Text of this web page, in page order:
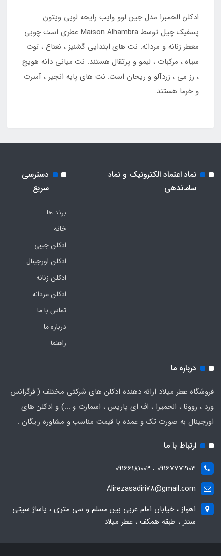
ادکلن الحمبرا مدل جین لوو وایب رایحه لویی ویتون
پسفیک چیل توسط Maison Alhambra عطری است چوبی
معطر زنانه و مردانه. نت های ابتدایی گشنیز ، نعناع ، توت
سیاه ، مرکبات ، لیمو و پرتقال هستند. نت میانی دانه هویج
، رز می ، زردآلو و ریحان است. نت های پایه انجیر ، آمبرت
و خرما هستند.
نماد اعتماد الکترونیک و نماد
ساماندهی
دسترسی
سریع
برند ها
خانه
ادکلن جیبی
ادکلن اورجینال
ادکلن زنانه
ادکلن مردانه
تماس با ما
درباره ما
راهنما
درباره ما
فروشگاه عطر میلاد ارائه دهنده ادکلن های شرکتی مختلف ( فرگرانس
ورد ، روونا ، الحمیرا ، اف ای پاریس ، اسمارت و ...) و ادکلن های
اورجینال به صورت تک و عمده با قیمت مناسب و مشاوره رایگان .
ارتباط با ما
09167772103 ، 09166181003
Alirezasadiri78@gmail.com
اهواز ، خیابان امام غربی بین مسلم و سی متری ، پاساژ سیتی
سنتر ، طبقه همکف ، عطر میلاد